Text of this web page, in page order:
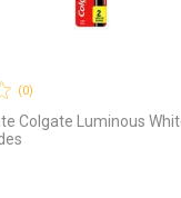
(0)
Colgate Luminous